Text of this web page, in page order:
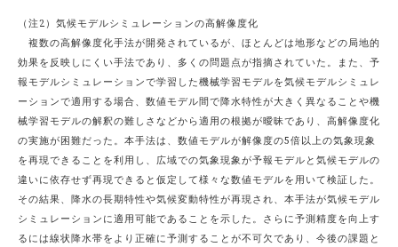
（注2）気候モデルシミュレーションの高解像度化
複数の高解像度化手法が開発されているが、ほとんどは地形などの局地的
効果を反映しにくい手法であり、多くの問題点が指摘されていた。また、予
報モデルシミュレーションで学習した機械学習モデルを気候モデルシミュレ
ーションで適用する場合、数値モデル間で降水特性が大きく異なることや機
械学習モデルの解釈の難しさなどから適用の根拠が曖昧であり、高解像度化
の実施が困難だった。本手法は、数値モデルが解像度の5倍以上の気象現象
を再現できることを利用し、広域での気象現象が予報モデルと気候モデルの
違いに依存せず再現できると仮定して様々な数値モデルを用いて検証した。
その結果、降水の長期特性や気候変動特性が再現され、本手法が気候モデル
シミュレーションに適用可能であることを示した。さらに予測精度を向上す
るには線状降水帯をより正確に予測することが不可欠であり、今後の課題と